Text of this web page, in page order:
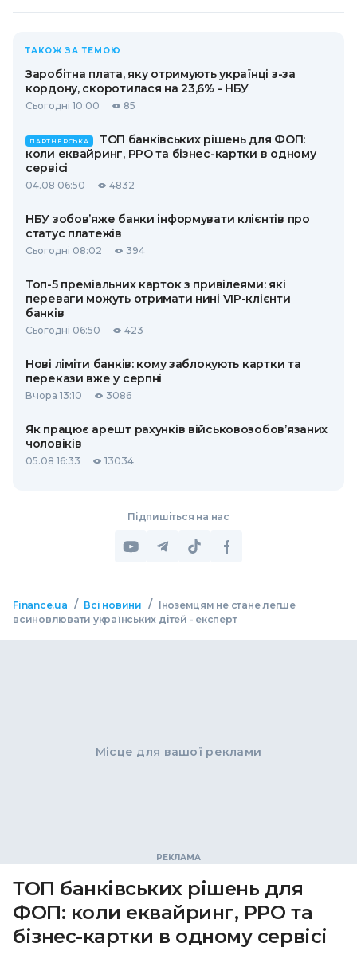
ТАКОЖ ЗА ТЕМОЮ
Заробітна плата, яку отримують українці з-за
кордону, скоротилася на 23,6% - НБУ
Сьогодні 10:00 85
ПАРТНЕРСЬКА
ТОП банківських рішень для ФОП:
коли еквайринг, РРО та бізнес-картки в одному
сервісі
04.08 06:50 4832
НБУ зобов’яже банки інформувати клієнтів про
статус платежів
Сьогодні 08:02 394
Топ-5 преміальних карток з привілеями: які
переваги можуть отримати нині VIP-клієнти
банків
Сьогодні 06:50 423
Нові ліміти банків: кому заблокують картки та
перекази вже у серпні
Вчора 13:10 3086
Як працює арешт рахунків військовозобов’язаних
чоловіків
05.08 16:33 13034
Підпишіться на нас
Finance.ua / Всі новини /
Іноземцям не стане легше
всиновлювати українських дітей - експерт
Місце для вашої реклами
ТОП банківських рішень для
ФОП: коли еквайринг, РРО та
бізнес-картки в одному сервісі